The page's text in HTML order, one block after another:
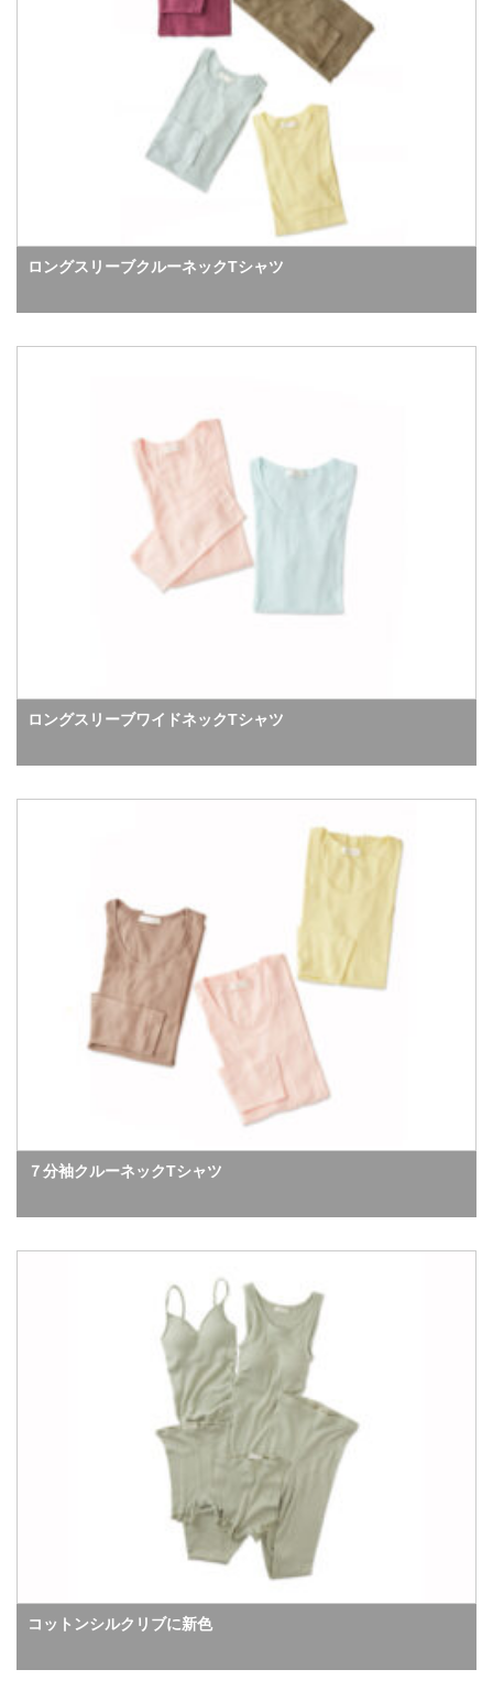
ロングスリーブクルーネックTシャツ
ロングスリーブワイドネックTシャツ
７分袖クルーネックTシャツ
コットンシルクリブに新色